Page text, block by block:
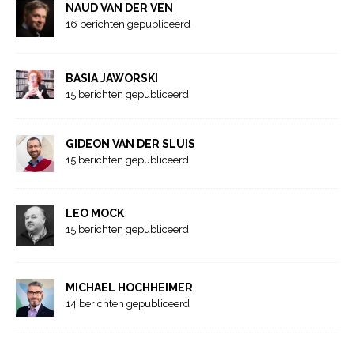
NAUD VAN DER VEN
16 berichten gepubliceerd
BASIA JAWORSKI
15 berichten gepubliceerd
GIDEON VAN DER SLUIS
15 berichten gepubliceerd
LEO MOCK
15 berichten gepubliceerd
MICHAEL HOCHHEIMER
14 berichten gepubliceerd